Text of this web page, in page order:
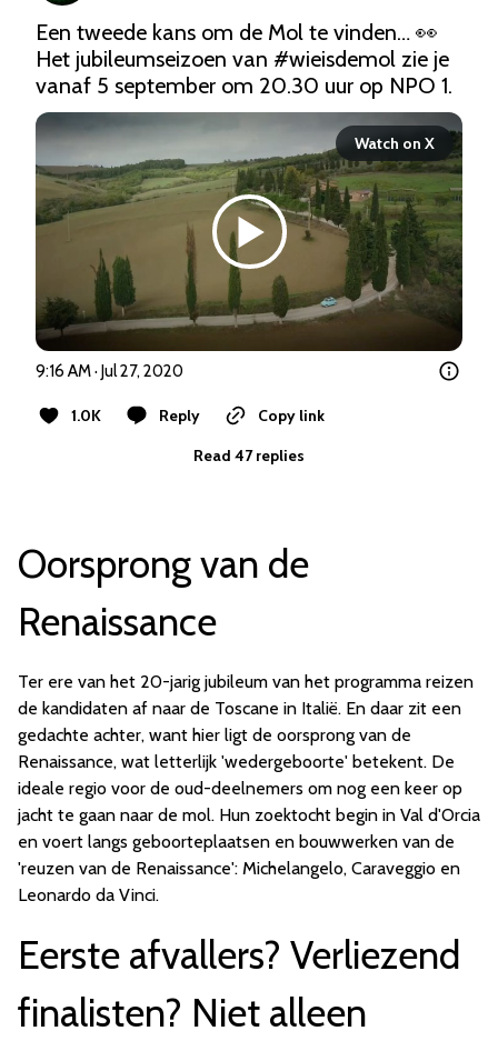
Een tweede kans om de Mol te vinden… 👀
Het jubileumseizoen van #wieisdemol zie je
vanaf 5 september om 20.30 uur op NPO 1.
Watch on X
9:16 AM · Jul 27, 2020
1.0K Reply
Copy link
Read 47 replies
Oorsprong van de
Renaissance
Ter ere van het 20-jarig jubileum van het programma reizen
de kandidaten af naar de Toscane in Italië. En daar zit een
gedachte achter, want hier ligt de oorsprong van de
Renaissance, wat letterlijk 'wedergeboorte' betekent. De
ideale regio voor de oud-deelnemers om nog een keer op
jacht te gaan naar de mol. Hun zoektocht begin in Val d'Orcia
en voert langs geboorteplaatsen en bouwwerken van de
'reuzen van de Renaissance': Michelangelo, Caraveggio en
Leonardo da Vinci.
Eerste afvallers? Verliezend
finalisten? Niet alleen